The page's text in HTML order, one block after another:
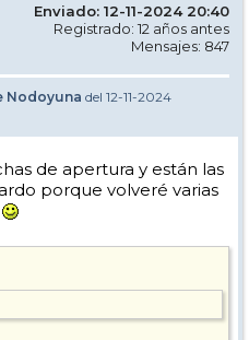
Enviado: 12-11-2024 20:40
Registrado: 12 años antes
Mensajes: 847
Nodoyuna del 12-11-2024
de apertura y están las
porque volveré varias